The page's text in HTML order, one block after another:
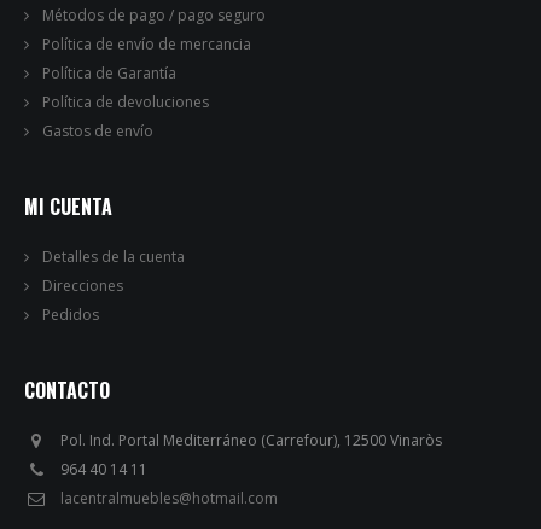
Métodos de pago / pago seguro
Política de envío de mercancia
Política de Garantía
Política de devoluciones
Gastos de envío
MI CUENTA
Detalles de la cuenta
Direcciones
Pedidos
CONTACTO
Pol. Ind. Portal Mediterráneo (Carrefour), 12500 Vinaròs
964 40 14 11
lacentralmuebles@hotmail.com